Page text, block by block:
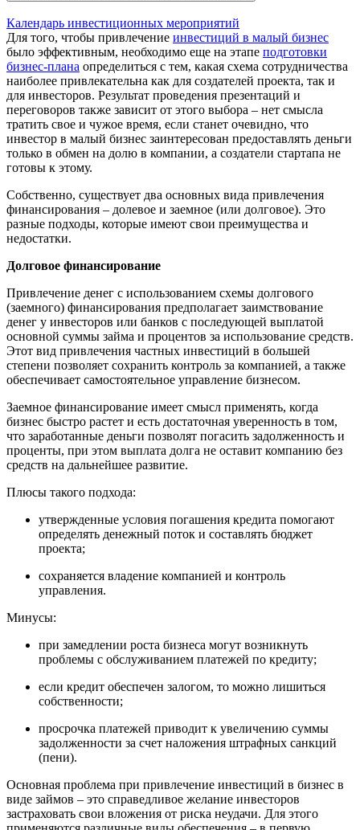
Календарь инвестиционных мероприятий
Для того, чтобы привлечение инвестиций в малый бизнес
было эффективным, необходимо еще на этапе подготовки
бизнес-плана определиться с тем, какая схема сотрудничества
наиболее привлекательна как для создателей проекта, так и
для инвесторов. Результат проведения презентаций и
переговоров также зависит от этого выбора – нет смысла
тратить свое и чужое время, если станет очевидно, что
инвестор в малый бизнес заинтересован предоставлять деньги
только в обмен на долю в компании, а создатели стартапа не
готовы к этому.
Собственно, существует два основных вида привлечения
финансирования – долевое и заемное (или долговое). Это
разные подходы, которые имеют свои преимущества и
недостатки.
Долговое финансирование
Привлечение денег с использованием схемы долгового
(заемного) финансирования предполагает заимствование
денег у инвесторов или банков с последующей выплатой
основной суммы займа и процентов за использование средств.
Этот вид привлечения частных инвестиций в большей
степени позволяет сохранить контроль за компанией, а также
обеспечивает самостоятельное управление бизнесом.
Заемное финансирование имеет смысл применять, когда
бизнес быстро растет и есть достаточная уверенность в том,
что заработанные деньги позволят погасить задолженность и
проценты, при этом выплата долга не оставит компанию без
средств на дальнейшее развитие.
Плюсы такого подхода:
утвержденные условия погашения кредита помогают
определять денежный поток и составлять бюджет
проекта;
сохраняется владение компанией и контроль
управления.
Минусы:
при замедлении роста бизнеса могут возникнуть
проблемы с обслуживанием платежей по кредиту;
если кредит обеспечен залогом, то можно лишиться
собственности;
просрочка платежей приводит к увеличению суммы
задолженности за счет наложения штрафных санкций
(пени).
Основная проблема при привлечение инвестиций в бизнес в
виде займов – это справедливое желание инвесторов
застраховать свои вложения от риска неудачи. Для этого